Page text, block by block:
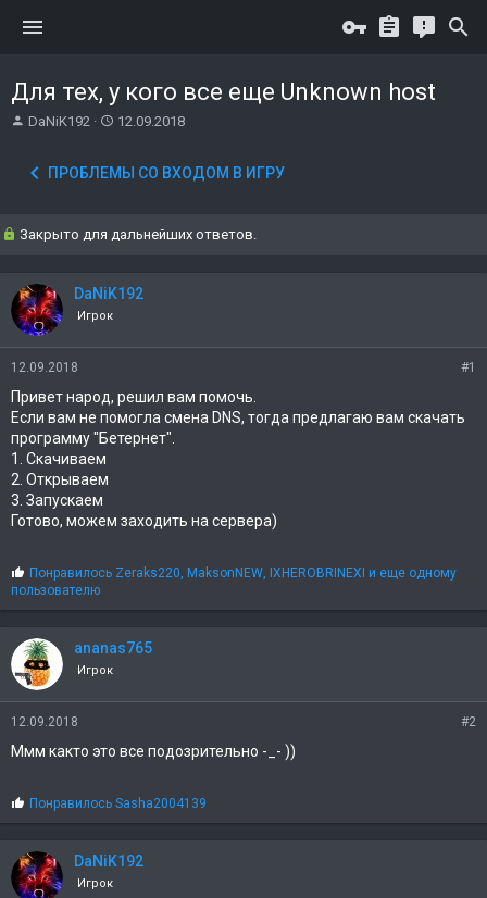
Для тех, у кого все еще Unknown host
А
о
е
DaNiK192
Д
а
ч
а
12.09.2018
ПРОБЛЕМЫ СО ВХОДОМ В ИГРУ
Закрыто для дальнейших ответов.
DaNiK192
Игрок
12.09.2018 #1
Привет народ, решил вам помочь.
Если вам не помогла смена DNS, тогда предлагаю вам скачать
программу "Бетернет".
1. Скачиваем
2. Открываем
3. Запускаем
Готово, можем заходить на сервера)
С
и
м
а
т
и
и
Понравилось Zeraks220, MaksonNEW, IXHEROBRINEXI и еще одному
пользователю
ananas765
Игрок
12.09.2018 #2
Ммм както это все подозрительно -_- ))
С
и
п
а
т
ПонравилосьSasha2004139
DaNiK192
Игрок